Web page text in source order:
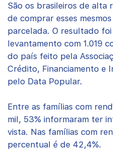
São os brasileiros de alta
de comprar esses
parcelada. O resultado
levantamento com 1.019
do país feito pela
Crédito, Financiamento e
pelo Data Popular.
Entre as famílias com
mil, 53% informaram ter
vista. Nas famílias com
percentual é de 42,4%.